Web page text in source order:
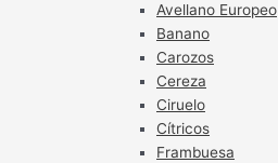
Avellano Europeo
Banano
Carozos
Cereza
Ciruelo
Cítricos
Frambuesa